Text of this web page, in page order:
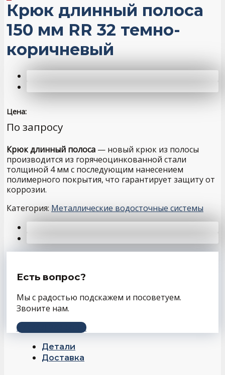
Крюк длинный полоса
150 мм RR 32 темно-
коричневый
Цена:
По запросу
Крюк длинный полоса — новый крюк из полосы
производится из горячеоцинкованной стали
толщиной 4 мм с последующим нанесением
полимерного покрытия, что гарантирует защиту от
коррозии.
Категория: Металлические водосточные системы
Есть вопрос?
Мы с радостью подскажем и посоветуем.
Звоните нам.
+7 (343) 243-56-66
Детали
Доставка